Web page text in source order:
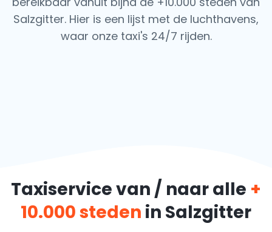
Salzgitter. Hier is een lijst met de luchthavens,
waar onze taxi's 24/7 rijden.
Taxiservice van / naar alle +
10.000 steden in Salzgitter